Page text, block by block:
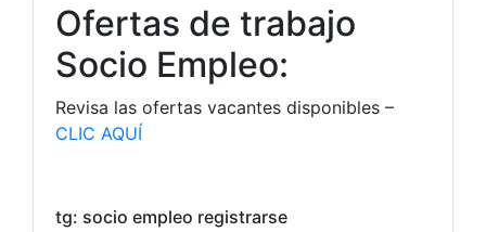
Ofertas de trabajo
Socio Empleo:
Revisa las ofertas vacantes disponibles –
CLIC AQUÍ
tg: socio empleo registrarse